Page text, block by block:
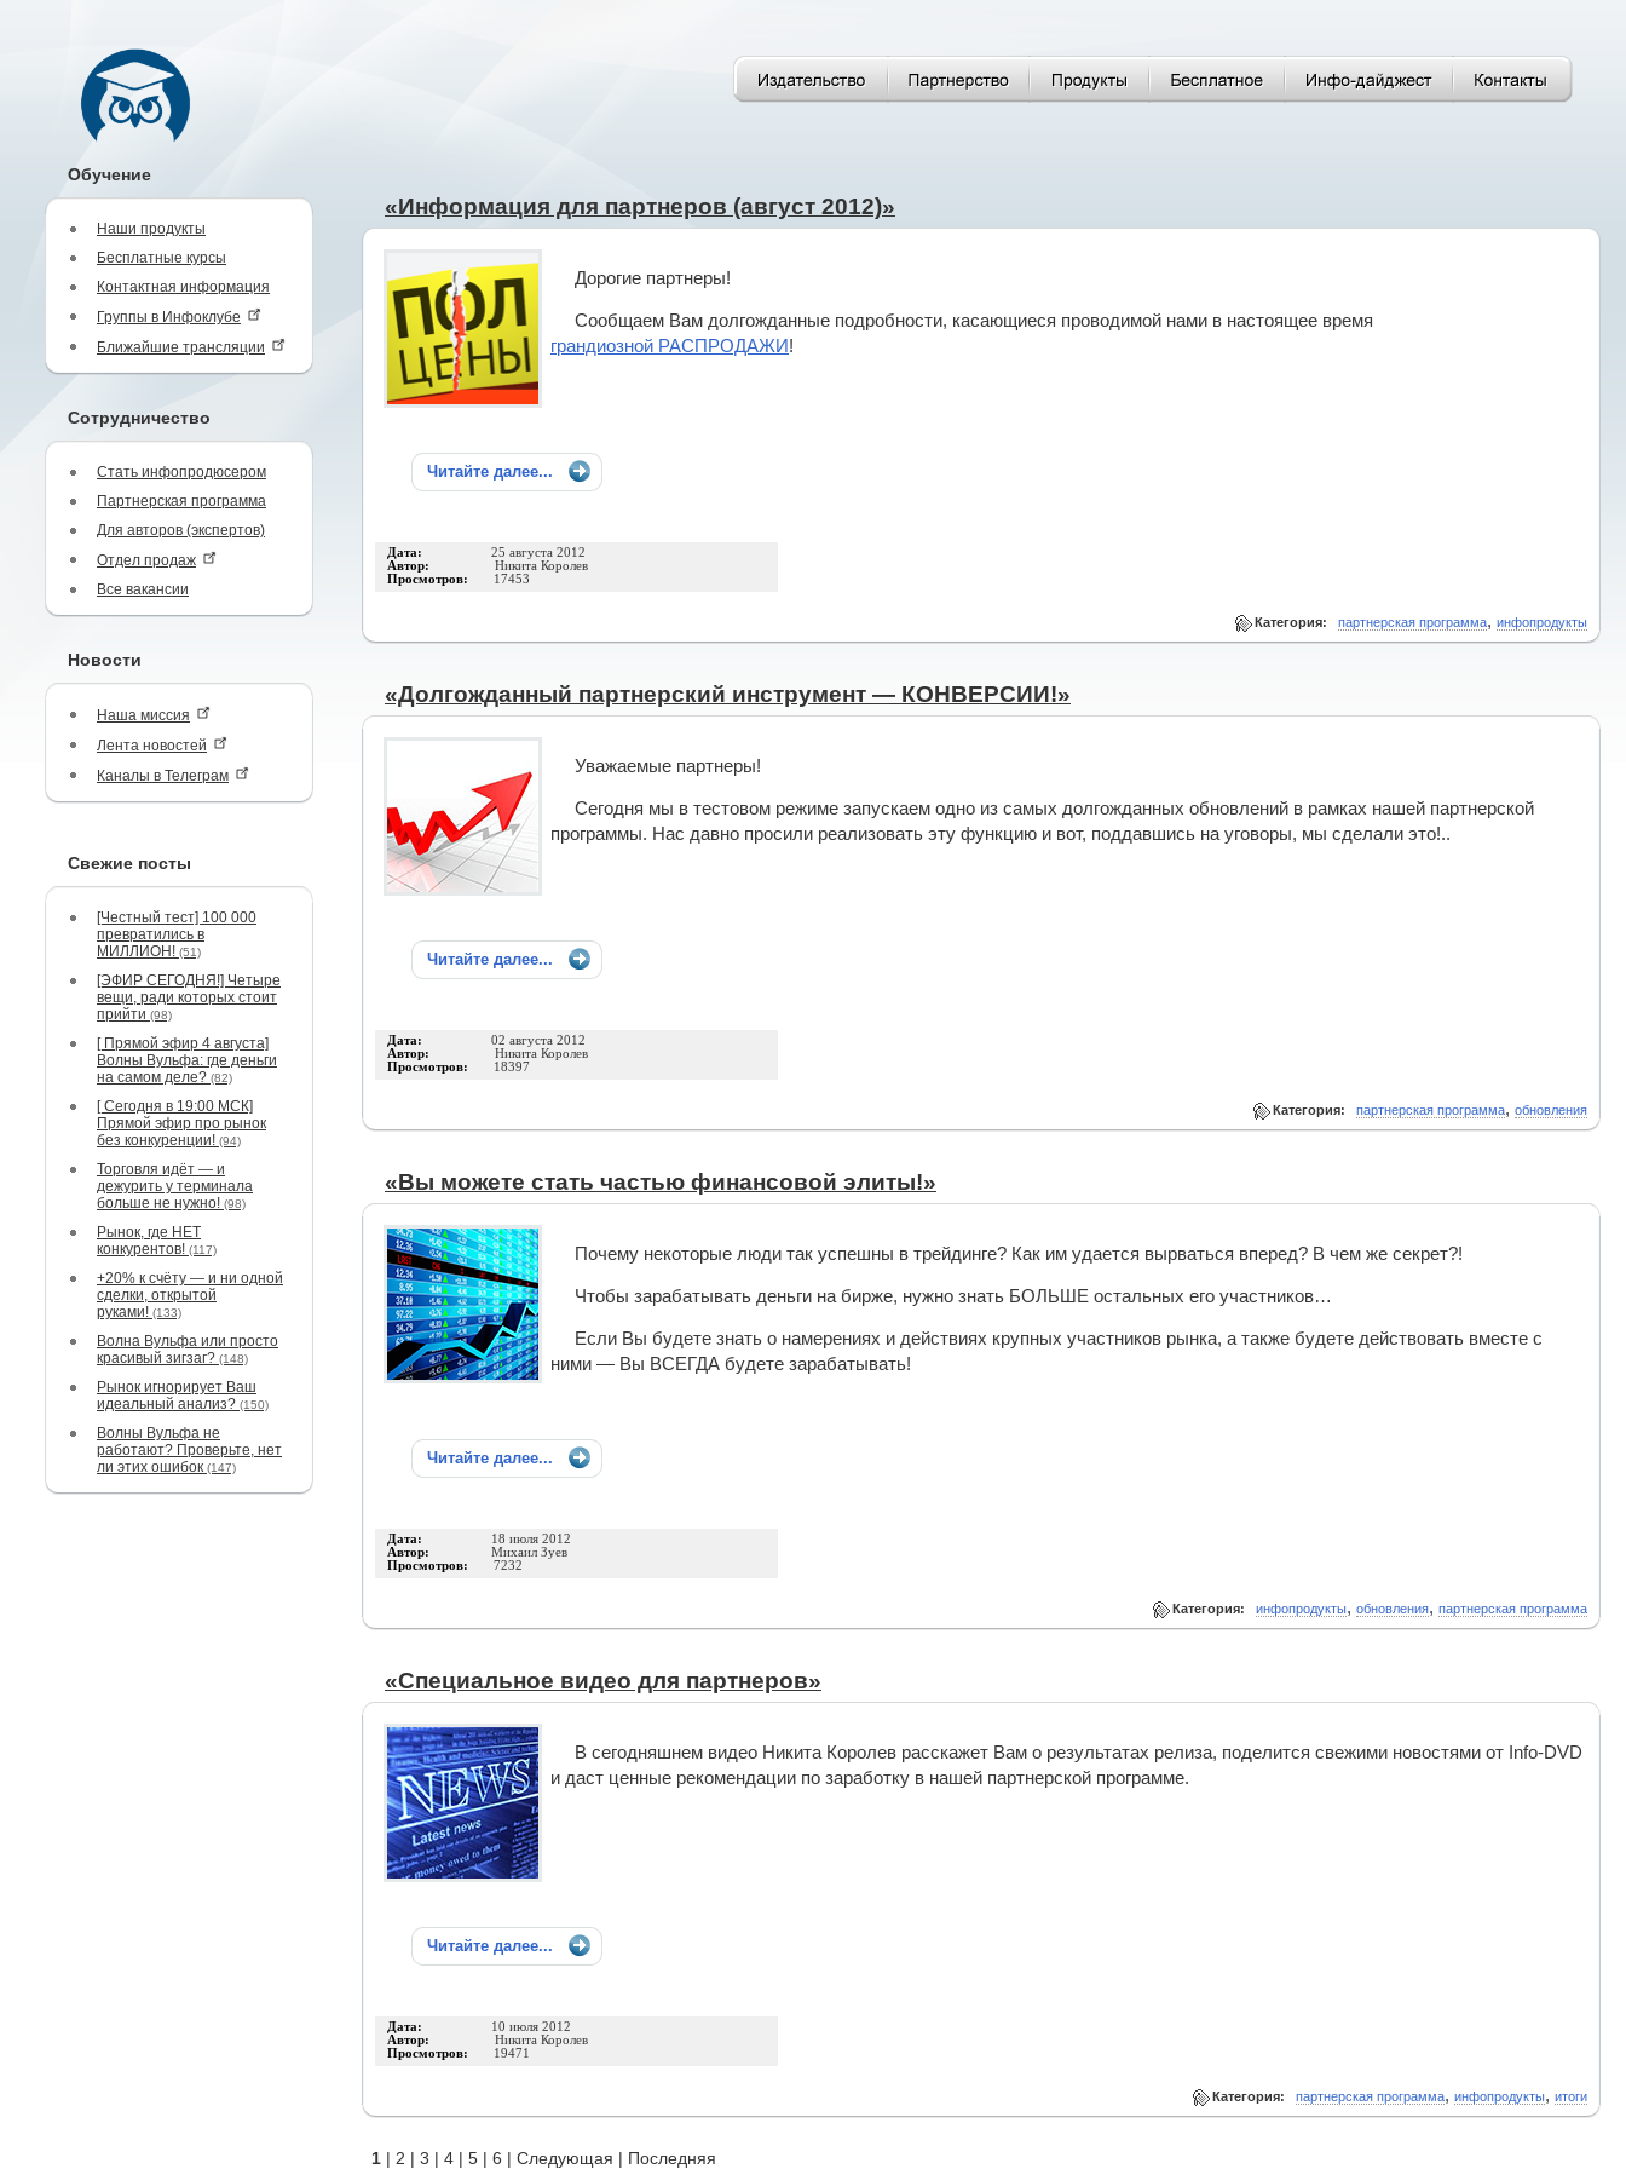
Обучение
Наши продукты
Бесплатные курсы
Контактная информация
Группы в Инфоклубе
Ближайшие трансляции
Сотрудничество
Стать инфопродюсером
Партнерская программа
Для авторов (экспертов)
Отдел продаж
Все вакансии
Новости
Наша миссия
Лента новостей
Каналы в Телеграм
Свежие посты
[Честный тест] 100 000
превратились в
МИЛЛИОН! (51)
[ЭФИР СЕГОДНЯ!] Четыре
вещи, ради которых стоит
прийти (98)
[ Прямой эфир 4 августа]
Волны Вульфа: где деньги
на самом деле? (82)
[ Сегодня в 19:00 МСК]
Прямой эфир про рынок
без конкуренции! (94)
Торговля идёт — и
дежурить у терминала
больше не нужно! (98)
Рынок, где НЕТ
конкурентов! (117)
+20% к счёту — и ни одной
сделки, открытой
руками! (133)
Волна Вульфа или просто
красивый зигзаг? (148)
Рынок игнорирует Ваш
идеальный анализ? (150)
Волны Вульфа не
работают? Проверьте, нет
ли этих ошибок (147)
«Информация для партнеров (август 2012)»
Дорогие партнеры!
Сообщаем Вам долгожданные подробности, касающиеся проводимой нами в настоящее время
грандиозной РАСПРОДАЖИ!
Читайте далее...
Дата: 25 августа 2012
Автор:
Никита Королев
Просмотров: 17453
Категория: партнерская программа, инфопродукты
«Долгожданный партнерский инструмент — КОНВЕРСИИ!»
Уважаемые партнеры!
Сегодня мы в тестовом режиме запускаем одно из самых долгожданных обновлений в рамках нашей партнерской
программы. Нас давно просили реализовать эту функцию и вот, поддавшись на уговоры, мы сделали это!..
Читайте далее...
Дата: 02 августа 2012
Автор:
Никита Королев
Просмотров: 18397
Категория: партнерская программа, обновления
«Вы можете стать частью финансовой элиты!»
Почему некоторые люди так успешны в трейдинге? Как им удается вырваться вперед? В чем же секрет?!
Чтобы зарабатывать деньги на бирже, нужно знать БОЛЬШЕ остальных его участников…
Если Вы будете знать о намерениях и действиях крупных участников рынка, а также будете действовать вместе с
ними — Вы ВСЕГДА будете зарабатывать!
Читайте далее...
Дата: 18 июля 2012
Автор: Михаил Зуев
Просмотров: 7232
Категория: инфопродукты, обновления, партнерская программа
«Специальное видео для партнеров»
В сегодняшнем видео Никита Королев расскажет Вам о результатах релиза, поделится свежими новостями от Info-DVD
и даст ценные рекомендации по заработку в нашей партнерской программе.
Читайте далее...
Дата: 10 июля 2012
Автор:
Никита Королев
Просмотров: 19471
Категория: партнерская программа, инфопродукты, итоги
1 | 2 | 3 | 4 | 5 | 6 | Следующая | Последняя